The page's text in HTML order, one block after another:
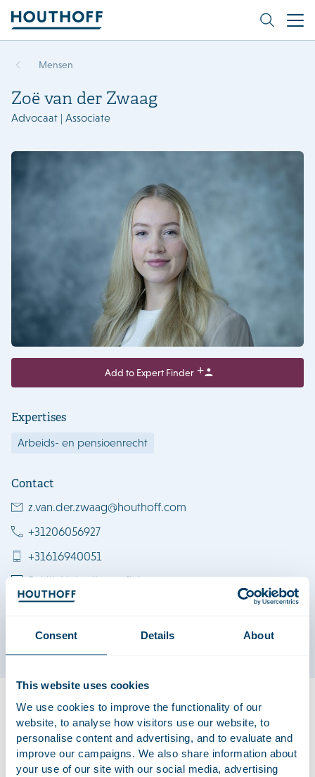
Consent Details About
This website uses cookies
We use cookies to improve the functionality of our
website, to analyse how visitors use our website, to
personalise content and advertising, and to evaluate and
improve our campaigns. We also share information about
your use of our site with our social media, advertising
Mensen
Zoë van der Zwaag
Advocaat | Associate
Add to Expert Finder
Expertises
Arbeids- en pensioenrecht
Contact
z.van.der.zwaag@houthoff.com
+31206056927
+31616940051
Bekijk LinkedIn profiel
Download vCard
Amsterdam
vraagstukken voor zowel nationale als internationale
ondernemingen. Zij ondersteunt bij transacties,
onderhandelingen en diverse arbeidsrechtelijke
procedures.